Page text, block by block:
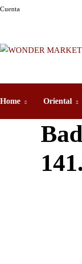
Cuenta
Home Oriental